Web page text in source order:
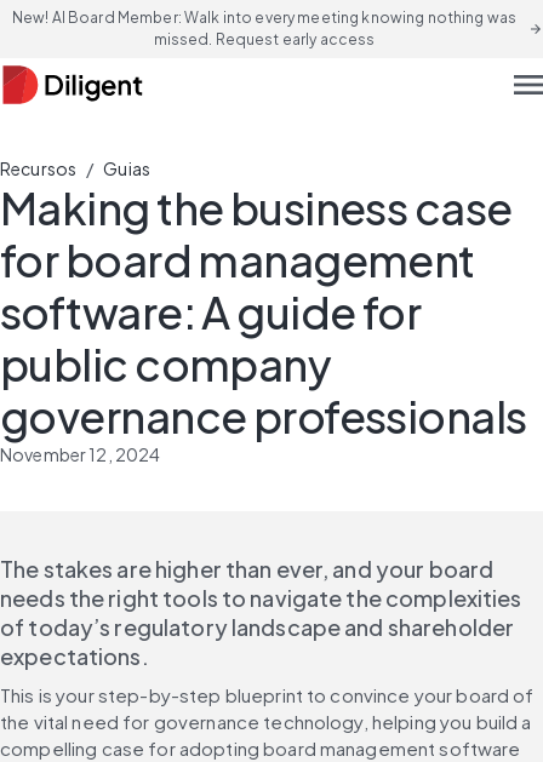
New! AI Board Member: Walk into every meeting knowing nothing was
missed. Request early access
arrow_forward
Recursos / Guias
Making the business case
for board management
software: A guide for
public company
governance professionals
November 12, 2024
The stakes are higher than ever, and your board
needs the right tools to navigate the complexities
of today’s regulatory landscape and shareholder
expectations.
This is your step-by-step blueprint to convince your board of
the vital need for governance technology, helping you build a
compelling case for adopting board management software